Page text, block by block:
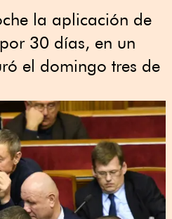
la aplicación de
30 días, en un
el domingo tres de